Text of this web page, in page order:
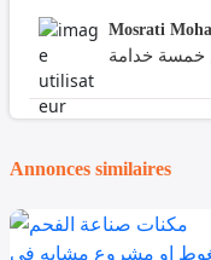
Mosrati
خمسة خدامة
Annonces similaires